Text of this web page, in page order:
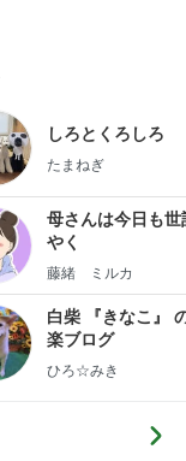
しろとくろしろ
たまねぎ
母さんは今日も世
やく
藤緒 ミルカ
白柴 『きなこ』
楽ブログ
ひろ☆みき